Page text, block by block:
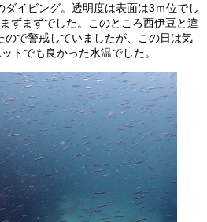
イビング。透明度は表面は3ｍ位でし
ずまずでした。このところ西伊豆と違
ので警戒していましたが、この日は気
でも良かった水温でした。